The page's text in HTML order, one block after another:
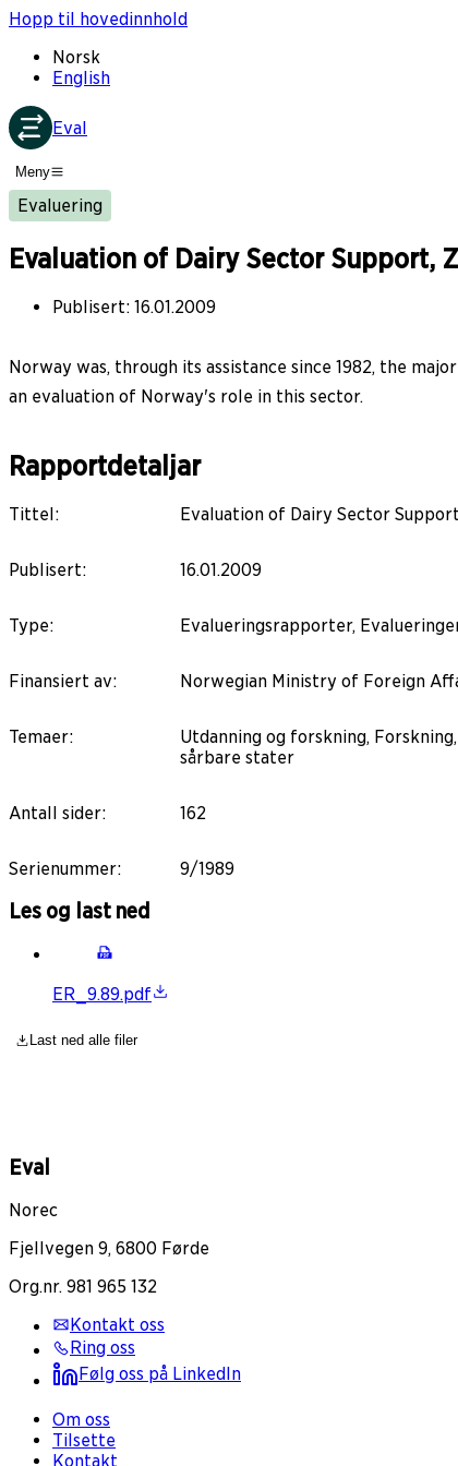
Hopp til hovedinnhold
Norsk
English
Eval
Meny
Evaluering
Evaluation of Dairy Sector Support,
Publisert: 16.01.2009
Norway was, through its assistance since 1982, the
an evaluation of Norway's role in this sector.
Rapportdetaljar
Tittel: Evaluation of Dairy Sector
Publisert: 16.01.2009
Type: Evalueringsrapporter,
Finansiert av: Norwegian Ministry of Foreign
Temaer:
Utdanning og forskning,
sårbare stater
Antall sider: 162
Serienummer: 9/1989
Les og last ned
ER_9.89.pdf
Last ned alle filer
Eval
Norec
Fjellvegen 9, 6800 Førde
Org.nr. 981 965 132
Kontakt oss
Ring oss
Følg oss på LinkedIn
Om oss
Tilsette
Kontakt